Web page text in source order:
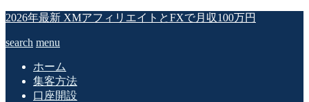
2026年最新 XMアフィリエイトとFXで月収100万円
search menu
ホーム
集客方法
口座開設